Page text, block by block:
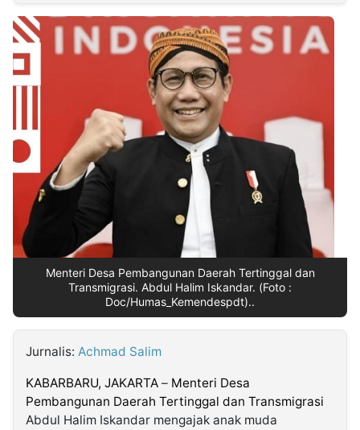
INDONESIA
Partner
NTB
Time
IDN
Jogja
Rakyat
News
Notice
Dinamikapost.com
Baru
Follow
Kabarbaru
Kabarbaru.co
Menteri Desa Pembangunan Daerah Tertinggal dan
Transmigrasi. Abdul Halim Iskandar. (Foto :
Doc/Humas_Kemendespdt)..
Jurnalis: Achmad Salim
KABARBARU, JAKARTA – Menteri Desa
Pembangunan Daerah Tertinggal dan Transmigrasi
Abdul Halim Iskandar mengajak anak muda